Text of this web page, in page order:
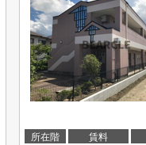
所在階 賃料